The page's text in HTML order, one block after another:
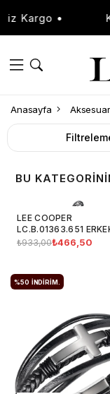
Kargo •
Anasayfa Aksesuar
BU
LEE COOPER
LC.B.01363.651
BILEKLIK
₺933,00₺466,50
%50 İNDIRIM.